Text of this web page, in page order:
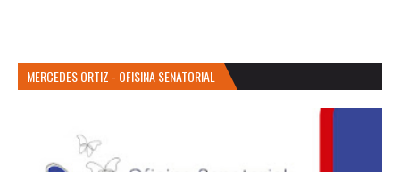
MERCEDES ORTIZ - OFISINA SENATORIAL